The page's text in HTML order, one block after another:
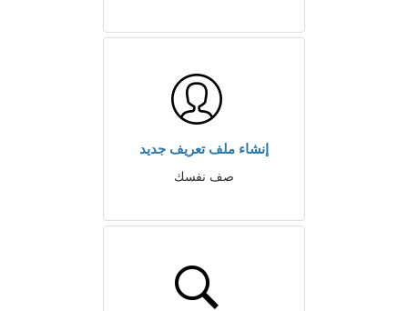
إنشاء ملف تعريف جديد
صف نفسك